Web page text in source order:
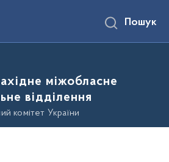
Пошук
міжобласне
відділення
комітет України